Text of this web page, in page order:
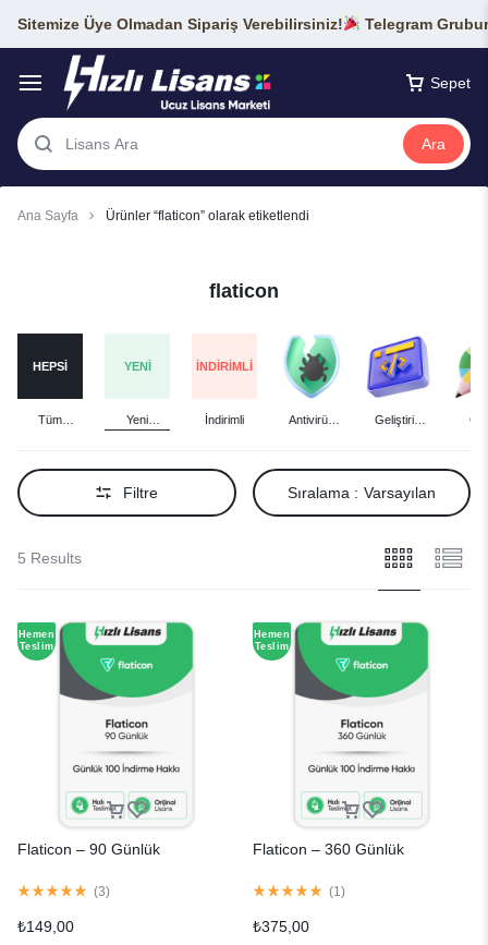
Sitemize Üye Olmadan Sipariş Verebilirsiniz! Telegram
Sepet
Ara
Ana Sayfa Ürünler “flaticon” olarak etiketlendi
flaticon
HEPSI
Tüm
YENI
Yeni
İNDIRIMLI
İndirimli
Antivirüs
Geliştirici
Filtre Sıralama : Varsayılan
5 Results
Hemen
Teslim
Flaticon – 90 Günlük
(3)
₺149,00
Hemen
Teslim
Flaticon – 360 Günlük
(1 )
₺375,00